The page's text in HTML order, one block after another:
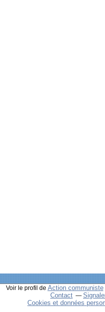
Voir le profil de Action communiste
Contact
Cookies et données